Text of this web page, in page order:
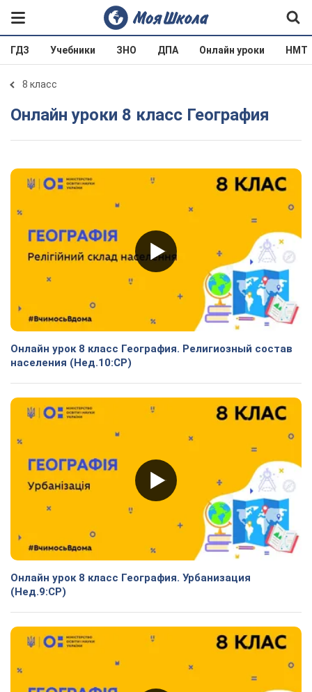
ГДЗ Учебники ЗНО ДПА Онлайн уроки НМТ
8 класс
Онлайн уроки 8 класс География
Онлайн урок 8 класс География. Религиозный состав
населения (Нед.10:СР)
Онлайн урок 8 класс География. Урбанизация
(Нед.9:СР)